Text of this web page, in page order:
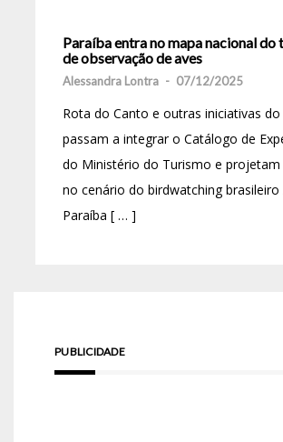
Paraíba entra no mapa nacional do
de observação de aves
Alessandra Lontra - 07/12/2025
Rota do Canto e outras iniciativas
passam a integrar o Catálogo de
do Ministério do Turismo e projetam
no cenário do birdwatching brasileiro
Paraíba [ … ]
PUBLICIDADE